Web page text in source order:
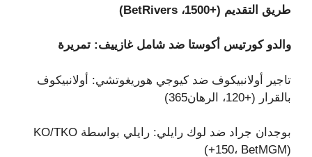
طريق التقديم (+1500، BetRivers)
والدو كورتيس أكوستا ضد شامل غازييف: تمريرة
تاجير أولانبيكوف ضد كيوجي هوريغوتشي: أولانبيكوف
بالقرار (+120، الرهان365)
بوجدان جراد ضد لوك رايلي: رايلي بواسطة KO/TKO
(+150، BetMGM)